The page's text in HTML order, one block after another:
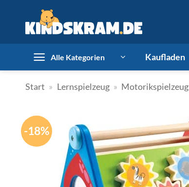
springen
Alle Kategorien Kaufladen
Start » Lernspielzeug » Motorikspielzeug
-18%